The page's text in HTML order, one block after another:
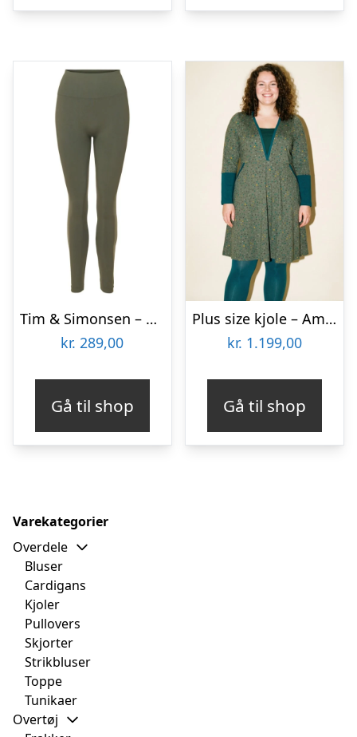
Tim & Simonsen – Saga Plus size legging Oliven
kr. 289,00
Gå til shop
Plus size kjole – Ama Army Dot
kr. 1.199,00
Gå til shop
Varekategorier
Overdele
Bluser
Cardigans
Kjoler
Pullovers
Skjorter
Strikbluser
Toppe
Tunikaer
Overtøj